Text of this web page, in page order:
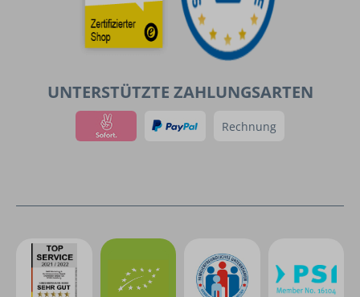
UNTERSTÜTZTE ZAHLUNGSARTEN
Rechnung